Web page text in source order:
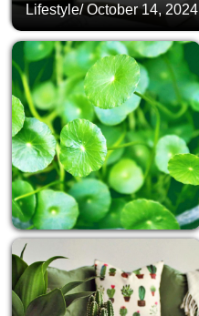
Lifestyle/October 14, 2024